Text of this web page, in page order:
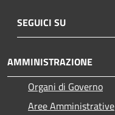
SEGUICI SU
AMMINISTRAZIONE
Organi di Governo
Aree Amministrative